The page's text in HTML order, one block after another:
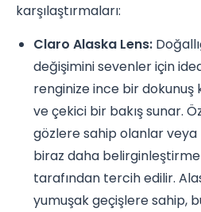
karşılaştırmaları:
Claro Alaska Lens:
değişimini sevenler için
renginize ince bir dokunuş
ve çekici bir bakış sunar.
gözlere sahip olanlar
biraz daha
tarafından tercih edilir.
yumuşak geçişlere sahip,